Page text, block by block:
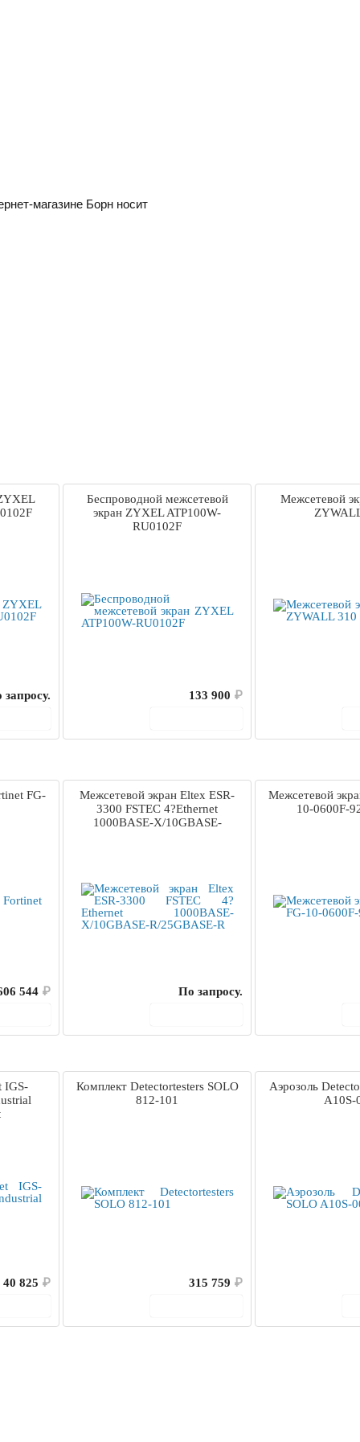
магазине Борн носит
запросу.
Беспроводной межсетевой
экран ZYXEL ATP100W-
RU0102F
133 900 ₽
Межсетевой
FG-
544 ₽
Межсетевой экран Eltex ESR-
3300 FSTEC 4?Ethernet
1000BASE-X/10GBASE-
По запросу.
Межсетевой
10-0600F-
IGS-
40 825 ₽
Комплект Detectortesters SOLO
812-101
315 759 ₽
Аэрозоль
A10S-